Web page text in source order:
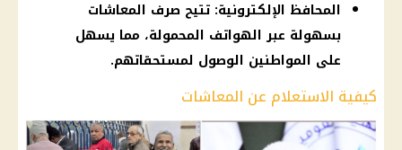
المحافظ الإلكترونية: تتيح صرف المعاشات
بسهولة عبر الهواتف المحمولة، مما يسهل
على المواطنين الوصول لمستحقاتهم.
كيفية الاستعلام عن المعاشات